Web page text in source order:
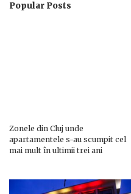
Popular Posts
Zonele din Cluj unde
apartamentele s-au scumpit cel
mai mult în ultimii trei ani